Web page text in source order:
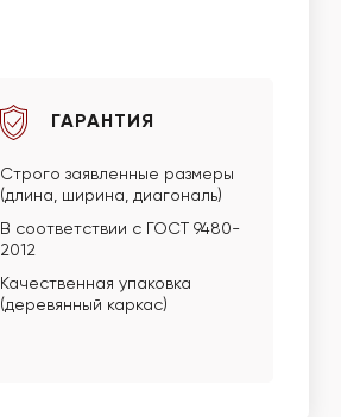
ГАРАНТИЯ
Строго заявленные размеры
(длина, ширина, диагональ)
В соответствии с ГОСТ 9480-
2012
Качественная упаковка
(деревянный каркас)